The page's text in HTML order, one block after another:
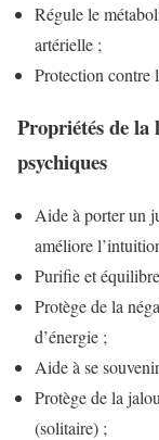
Régule le
artérielle ;
Protection contre
Propriétés de
psychiques
Aide à porter un
améliore
Purifie et
Protège de la
d’énergie ;
Aide à se
Protège de la
(solitaire) ;